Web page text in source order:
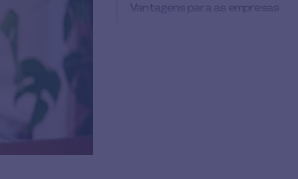
Vantagens para as empresas